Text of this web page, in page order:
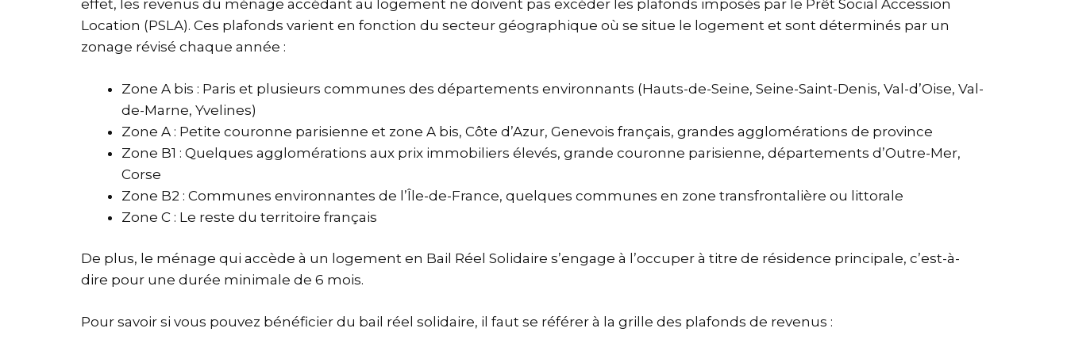
effet, les revenus du ménage accédant au logement ne doivent pas excéder les plafonds imposés par le Prêt Social Accession
Location (PSLA). Ces plafonds varient en fonction du secteur géographique où se situe le logement et sont déterminés par un
zonage révisé chaque année :
Zone A bis : Paris et plusieurs communes des départements environnants (Hauts-de-Seine, Seine-Saint-Denis, Val-d’Oise, Val-
de-Marne, Yvelines)
Zone A : Petite couronne parisienne et zone A bis, Côte d’Azur, Genevois français, grandes agglomérations de province
Zone B1 : Quelques agglomérations aux prix immobiliers élevés, grande couronne parisienne, départements d’Outre-Mer,
Corse
Zone B2 : Communes environnantes de l’Île-de-France, quelques communes en zone transfrontalière ou littorale
Zone C : Le reste du territoire français
De plus, le ménage qui accède à un logement en Bail Réel Solidaire s’engage à l’occuper à titre de résidence principale, c’est-à-
dire pour une durée minimale de 6 mois.
Pour savoir si vous pouvez bénéficier du bail réel solidaire, il faut se référer à la grille des plafonds de revenus :